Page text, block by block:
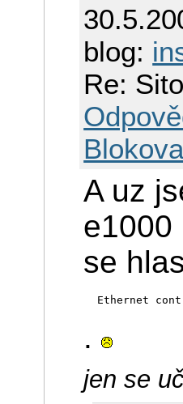
blog:
Re:
A uz
e1000
se
Ethernet
.
jen se